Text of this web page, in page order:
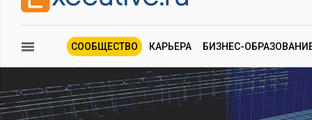
СООБЩЕСТВО КАРЬЕРА БИЗНЕС-